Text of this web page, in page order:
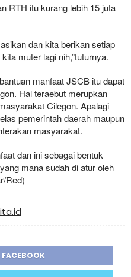
RTH itu kurang lebih 15 juta
dan kita berikan setiap
muter lagi nih,”tuturnya.
manfaat JSCB itu dapat
Hal teraebut merupkan
Cilegon. Apalagi
pemerintah daerah maupun
masyarakat.
dan ini sebagai bentuk
mana sudah di atur oleh
Red)
FACEBOOK